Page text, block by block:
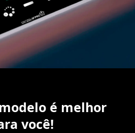
é melhor
você!